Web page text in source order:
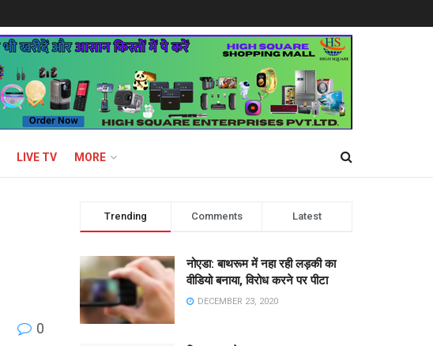
LIVE TV MORE
0
Trending Comments Latest
नोएडा: बाथरूम में नहा रही लड़की का
वीडियो बनाया, विरोध करने पर पीटा
DECEMBER 23, 2020